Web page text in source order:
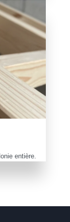
entière.